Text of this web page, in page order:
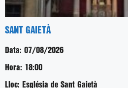
SANT GAIETÀ
Data: 07/08/2026
Hora: 18:00
Lloc: Església de Sant Gaietà